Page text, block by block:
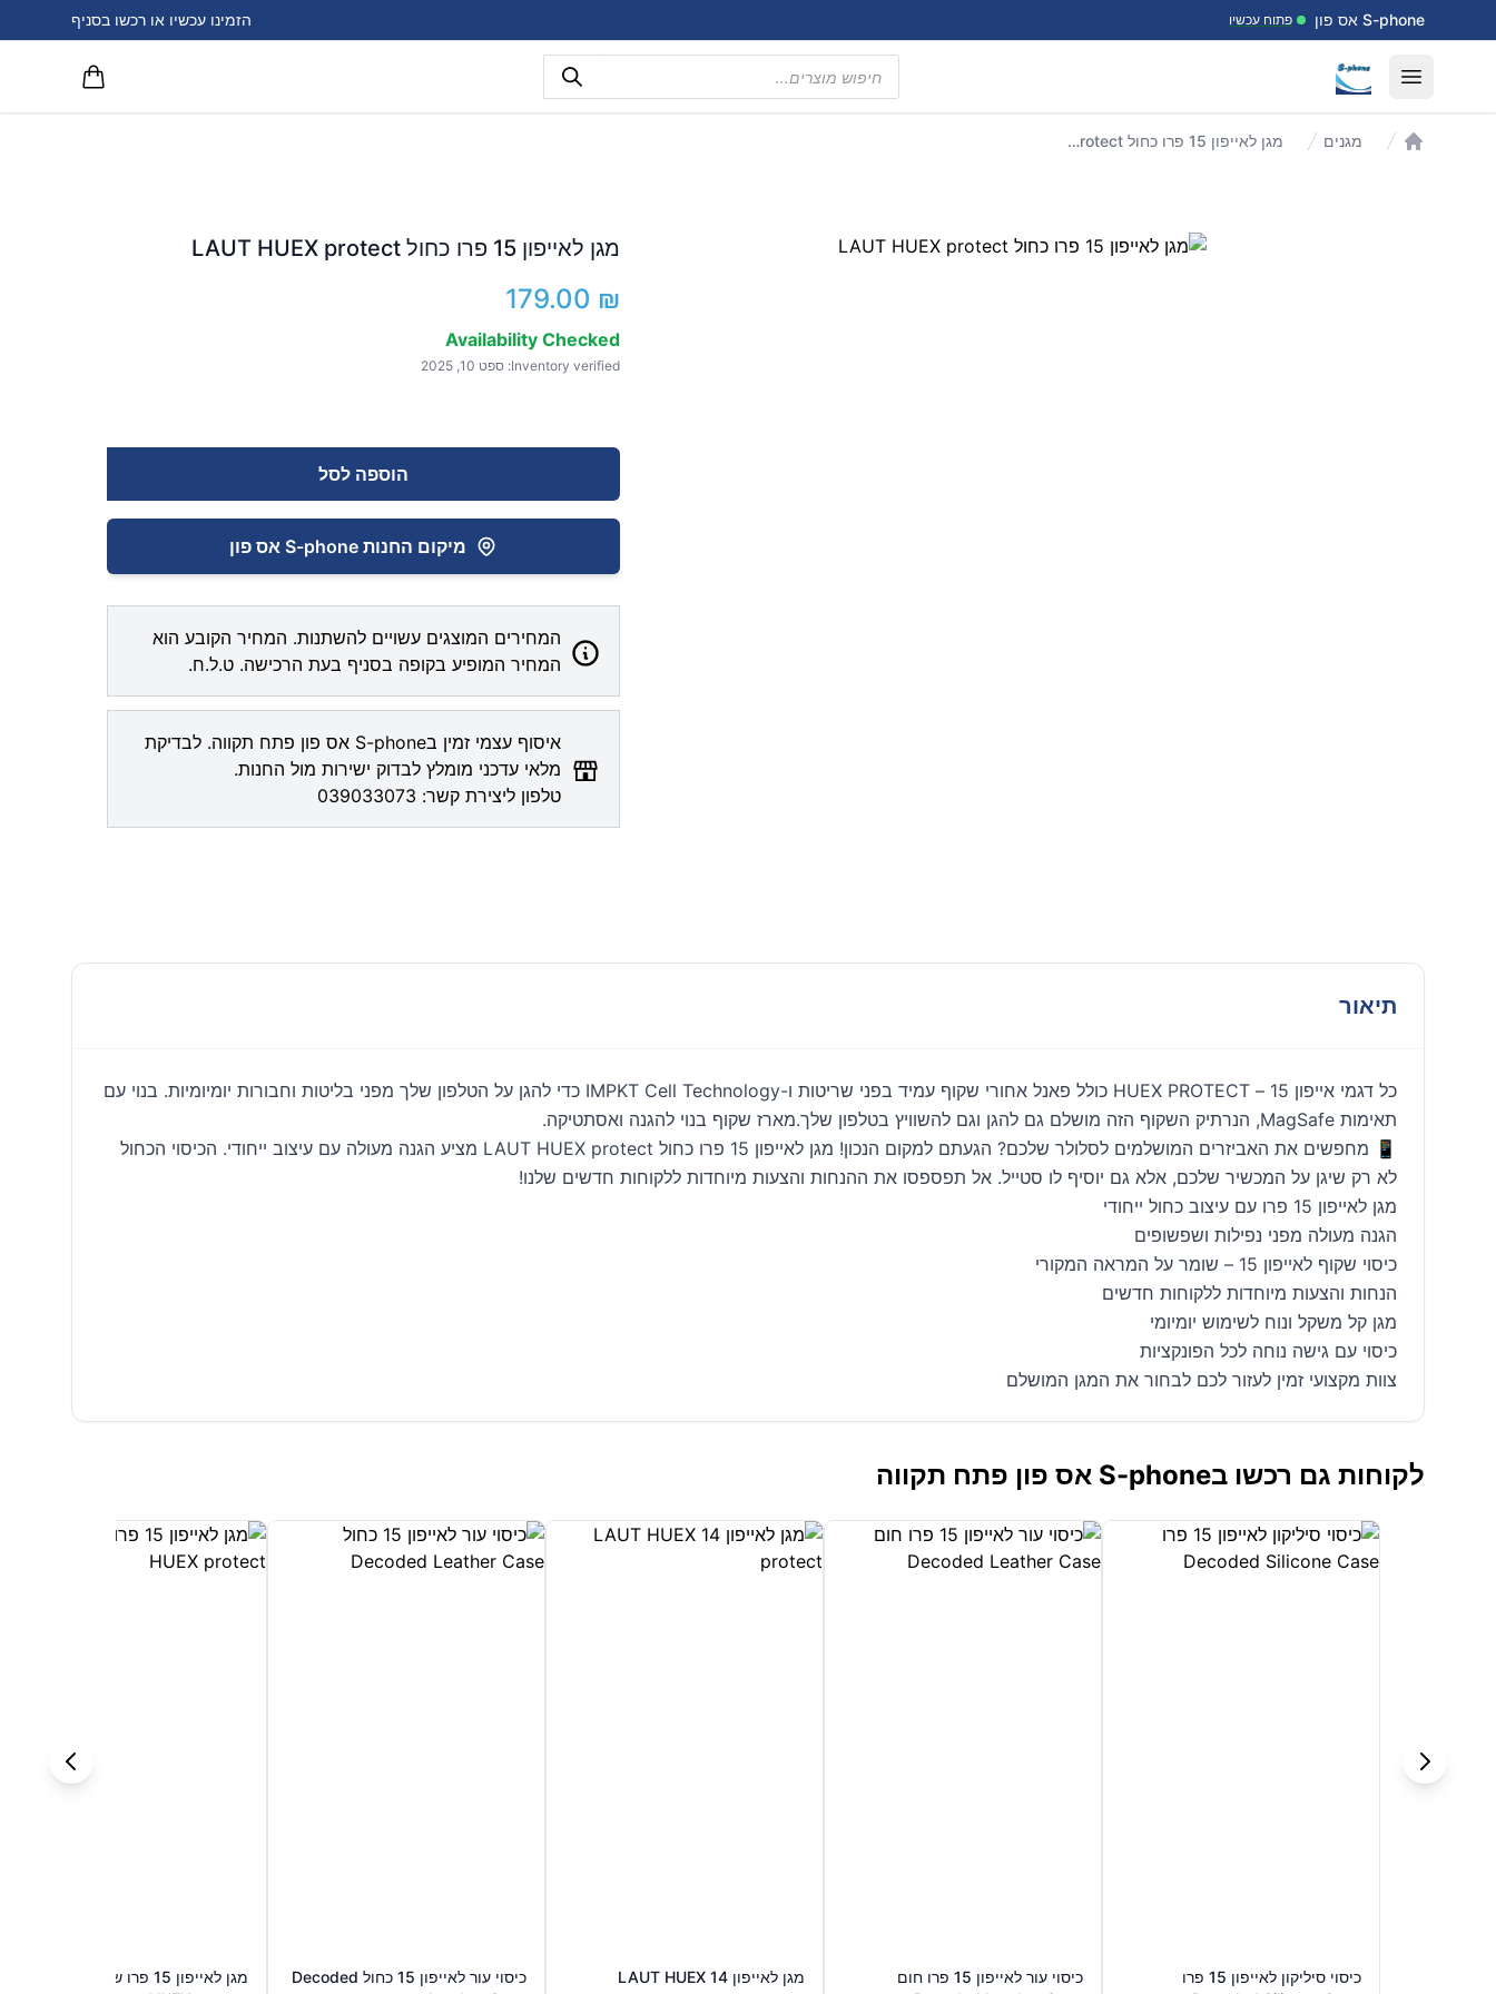
לדלג לתוכןS-phone אס פון פתוח עכשיו הזמינו עכשיו או רכשו בסניף
Open menu
Products
search
מגנים מגן לאייפון 15 פרו כחול LAUT HUEX protect
מגן לאייפון 15 פרו כחול LAUT HUEX protect
179.00 ₪
Availability Checked
Inventory verified: ספט 10, 2025
הוספה לסל
מיקום החנות S-phone אס פון
המחירים המוצגים עשויים להשתנות. המחיר הקובע הוא
המחיר המופיע בקופה בסניף בעת הרכישה. ט.ל.ח.
איסוף עצמי זמין בS-phone אס פון פתח תקווה. לבדיקת
מלאי עדכני מומלץ לבדוק ישירות מול החנות.
טלפון ליצירת קשר: 039033073
תיאור
כל דגמי אייפון 15 – HUEX PROTECT כולל פאנל אחורי שקוף עמיד בפני שריטות ו-IMPKT Cell Technology כדי להגן על הטלפון שלך מפני בליטות וחבורות יומיומיות. בנוי עם
תאימות MagSafe, הנרתיק השקוף הזה מושלם גם להגן וגם להשוויץ בטלפון שלך.מארז שקוף בנוי להגנה ואסתטיקה.
📱 מחפשים את האביזרים המושלמים לסלולר שלכם? הגעתם למקום הנכון! מגן לאייפון 15 פרו כחול LAUT HUEX protect מציע הגנה מעולה עם עיצוב ייחודי. הכיסוי הכחול
לא רק שיגן על המכשיר שלכם, אלא גם יוסיף לו סטייל. אל תפספסו את ההנחות והצעות מיוחדות ללקוחות חדשים שלנו!
מגן לאייפון 15 פרו עם עיצוב כחול ייחודי
הגנה מעולה מפני נפילות ושפשופים
כיסוי שקוף לאייפון 15 – שומר על המראה המקורי
הנחות והצעות מיוחדות ללקוחות חדשים
מגן קל משקל ונוח לשימוש יומיומי
כיסוי עם גישה נוחה לכל הפונקציות
צוות מקצועי זמין לעזור לכם לבחור את המגן המושלם
לקוחות גם רכשו בS-phone אס פון פתח תקווה
כיסוי סיליקון לאייפון 15 פרו
כיסוי עור לאייפון 15 פרו חום
מגן לאייפון 14 LAUT HUEX
כיסוי עור לאייפון 15 כחול Decoded